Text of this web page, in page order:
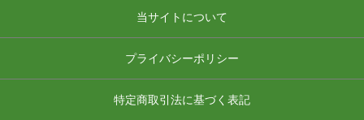
当サイトについて
プライバシーポリシー
特定商取引法に基づく表記